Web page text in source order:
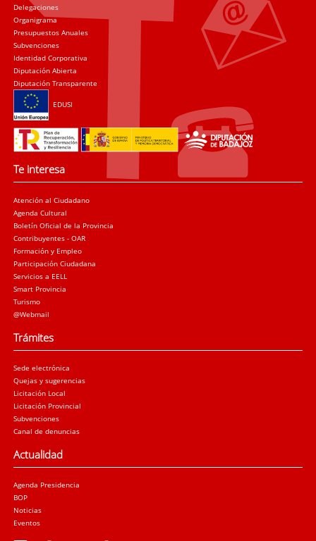
Delegaciones
Organigrama
Presupuestos Anuales
Subvenciones
Identidad Corporativa
Diputación Abierta
Diputación Transparente
EDUSI
Te interesa
Atención al Ciudadano
Agenda Cultural
Boletín Oficial de la Provincia
Contribuyentes - OAR
Formación y Empleo
Participación Ciudadana
Servicios a EELL
Smart Provincia
Turismo
@Webmail
Trámites
Sede electrónica
Quejas y sugerencias
Licitación Local
Licitación Provincial
Subvenciones
Canal de denuncias
Actualidad
Agenda Presidencia
BOP
Noticias
Eventos